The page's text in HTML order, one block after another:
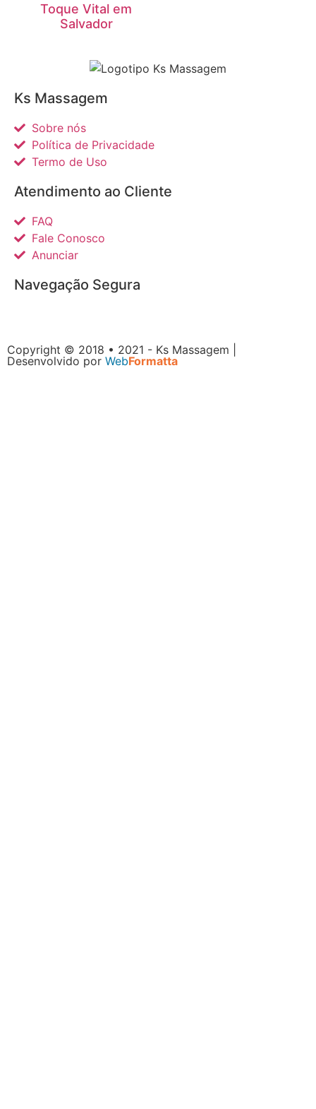
Toque Vital em
Salvador
Ks Massagem
Sobre nós
Política de Privacidade
Termo de Uso
Atendimento ao Cliente
FAQ
Fale Conosco
Anunciar
Navegação Segura
Copyright © 2018 • 2021 - Ks Massagem |
Desenvolvido por WebFormatta